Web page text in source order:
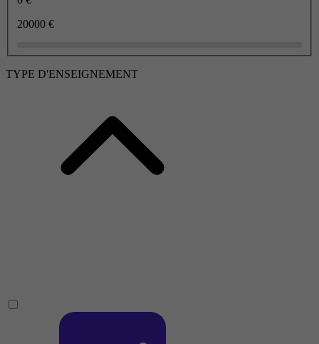
20000 €
TYPE D'ENSEIGNEMENT